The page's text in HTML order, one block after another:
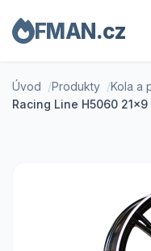
FMAN.cz
Úvod Produkty Kola a
Racing Line H5060 21x9